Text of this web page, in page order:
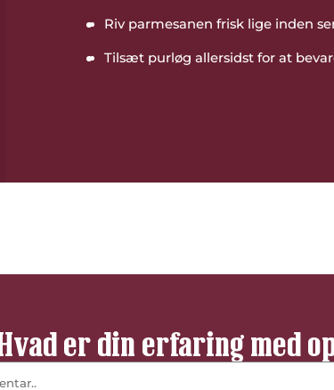
Riv parmesanen frisk lige inden
Tilsæt purløg allersidst for at
er din erfaring med